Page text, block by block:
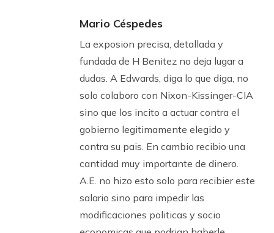
Mario Céspedes
La exposion precisa, detallada y
fundada de H Benitez no deja lugar a
dudas. A Edwards, diga lo que diga, no
solo colaboro con Nixon-Kissinger-CIA
sino que los incito a actuar contra el
gobierno legitimamente elegido y
contra su pais. En cambio recibio una
cantidad muy importante de dinero.
A.E. no hizo esto solo para recibier este
salario sino para impedir las
modificaciones politicas y socio